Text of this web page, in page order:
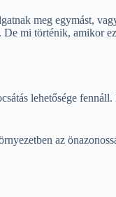
meg egymást,
mi történik, amikor
lehetősége
az